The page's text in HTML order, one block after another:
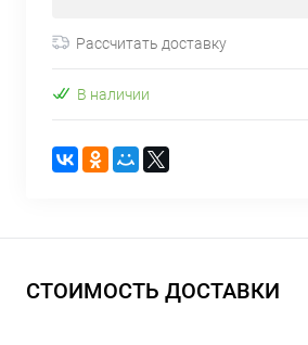
Рассчитать доставку
В наличии
СТОИМОСТЬ ДОСТАВКИ